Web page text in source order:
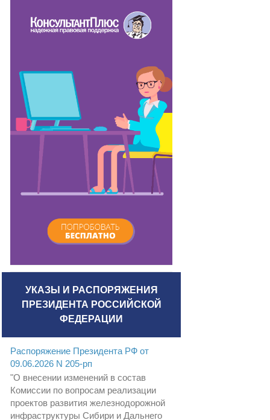
УКАЗЫ И РАСПОРЯЖЕНИЯ
ПРЕЗИДЕНТА РОССИЙСКОЙ
ФЕДЕРАЦИИ
Распоряжение Президента РФ от
09.06.2026 N 205-рп
"О внесении изменений в состав
Комиссии по вопросам реализации
проектов развития железнодорожной
инфраструктуры Сибири и Дальнего